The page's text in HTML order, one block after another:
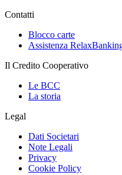
Contatti
Blocco carte
Assistenza
Il Credito Cooperativo
Le BCC
La storia
Legal
Dati Societari
Note Legali
Privacy
Cookie Policy